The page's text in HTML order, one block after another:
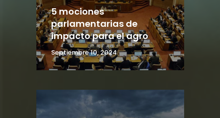
5 mociones
parlamentarias de
impacto para el agro
Septiembre 10, 2024